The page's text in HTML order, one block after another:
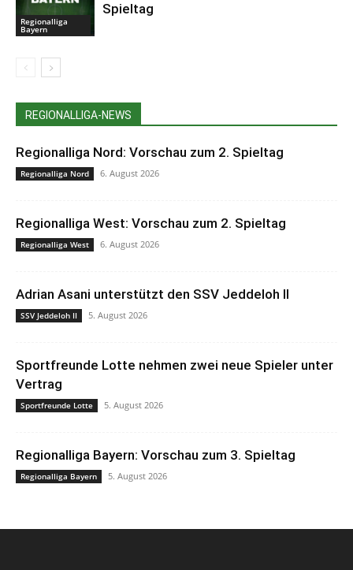
Regionalliga
Bayern
Spieltag
REGIONALLIGA-NEWS
Regionalliga Nord: Vorschau zum 2. Spieltag
Regionalliga Nord 6. August 2026
Regionalliga West: Vorschau zum 2. Spieltag
Regionalliga West 6. August 2026
Adrian Asani unterstützt den SSV Jeddeloh II
SSV Jeddeloh II 5. August 2026
Sportfreunde Lotte nehmen zwei neue Spieler unter
Vertrag
Sportfreunde Lotte 5. August 2026
Regionalliga Bayern: Vorschau zum 3. Spieltag
Regionalliga Bayern 5. August 2026